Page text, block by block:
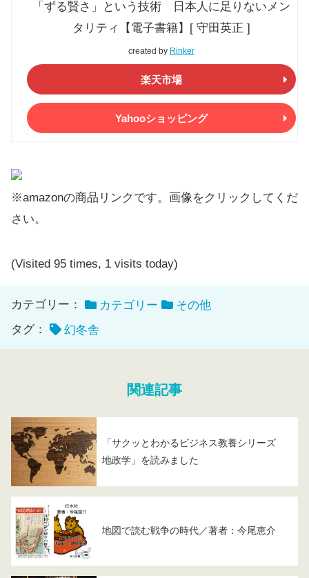
「ずる賢さ」という技術 日本人に足りないメン
タリティ【電子書籍】[ 守田英正 ]
created by Rinker
楽天市場
Yahooショッピング
※amazonの商品リンクです。画像をクリックしてくだ
さい。
(Visited 95 times, 1 visits today)
カテゴリー： カテゴリー
その他
タグ：
幻冬舎
関連記事
「サクッとわかるビジネス教養シリーズ
地政学」を読みました
地図で読む戦争の時代／著者：今尾恵介